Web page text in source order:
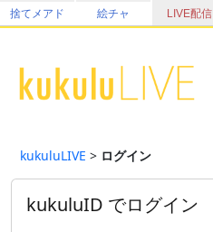
捨てメアド 絵チャ LIVE配信
kukuluLIVE > ログイン
kukuluID でログイン